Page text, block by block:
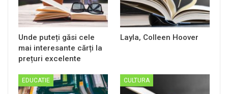
Unde puteți găsi cele
mai interesante cărți la
prețuri excelente
Layla, Colleen Hoover
EDUCATIE CULTURA